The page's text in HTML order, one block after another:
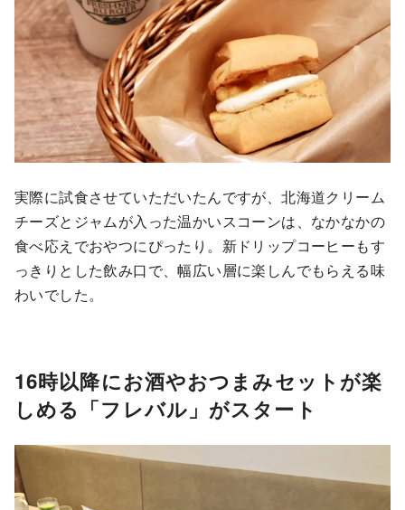
実際に試食させていただいたんですが、北海道クリーム
チーズとジャムが入った温かいスコーンは、なかなかの
食べ応えでおやつにぴったり。新ドリップコーヒーもす
っきりとした飲み口で、幅広い層に楽しんでもらえる味
わいでした。
16時以降にお酒やおつまみセットが楽
しめる「フレバル」がスタート